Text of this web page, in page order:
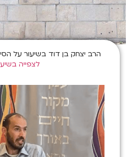
הרב יצחק בן דוד בשיעור על
לצפייה